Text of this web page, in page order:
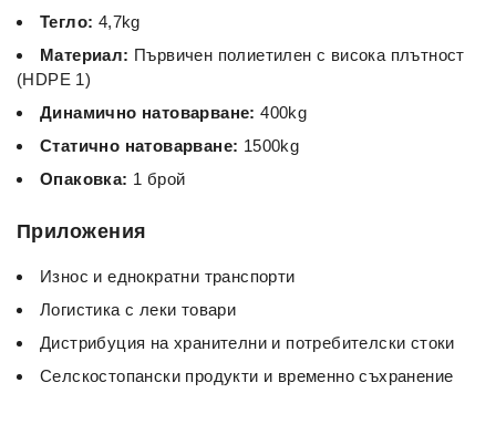
Тегло: 4,7kg
Материал: Първичен полиетилен с висока плътност
(HDPE 1)
Динамично натоварване: 400kg
Статично натоварване: 1500kg
Опаковка: 1 брой
Приложения
Износ и еднократни транспорти
Логистика с леки товари
Дистрибуция на хранителни и потребителски стоки
Селскостопански продукти и временно съхранение